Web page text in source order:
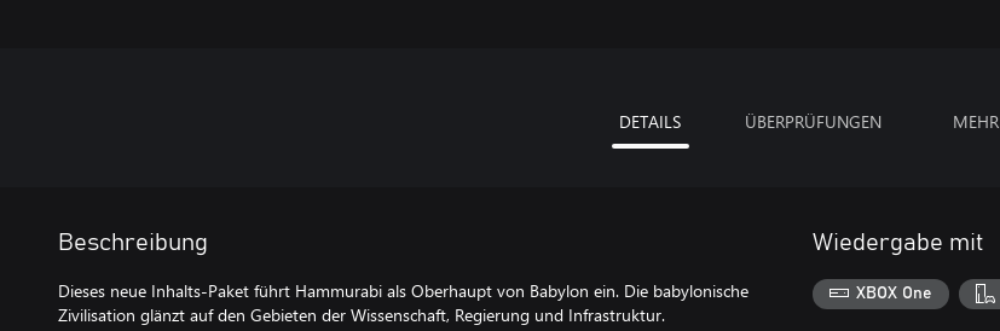
DETAILS ÜBERPRÜFUNGEN MEHR
Beschreibung
Dieses neue Inhalts-Paket führt Hammurabi als Oberhaupt von Babylon ein. Die babylonische
Zivilisation glänzt auf den Gebieten der Wissenschaft, Regierung und Infrastruktur.
Wiedergabe mit
XBOX One